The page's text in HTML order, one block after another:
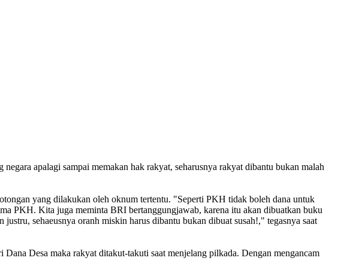
apalagi sampai memakan hak rakyat, seharusnya rakyat dibantu bukan malah
yang dilakukan oleh oknum tertentu. "Seperti PKH tidak boleh dana untuk
PKH. Kita juga meminta BRI bertanggungjawab, karena itu akan dibuatkan buku
sehaeusnya oranh miskin harus dibantu bukan dibuat susah!," tegasnya saat
Desa maka rakyat ditakut-takuti saat menjelang pilkada. Dengan mengancam